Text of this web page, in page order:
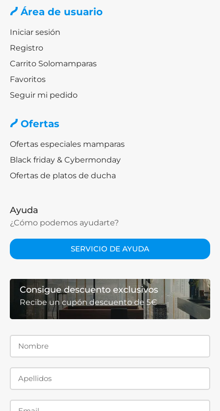
Área de usuario
Iniciar sesión
Registro
Carrito Solomamparas
Favoritos
Seguir mi pedido
Ofertas
Ofertas especiales mamparas
Black friday & Cybermonday
Ofertas de platos de ducha
Ayuda
¿Cómo podemos ayudarte?
SERVICIO DE AYUDA
Consigue descuento exclusivos
Recibe un cupón descuento de 5€